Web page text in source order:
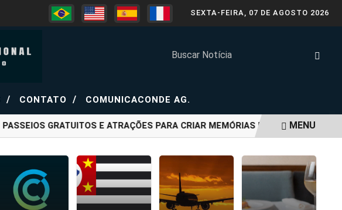
SEXTA-FEIRA, 07 DE AGOSTO 2026
/ CONTATO / COMUNICACONDE AG.
PASSEIOS GRATUITOS E ATRAÇÕES PARA CRIAR MEMÓRIAS EM FAMÍLIA NO FIM
MENU